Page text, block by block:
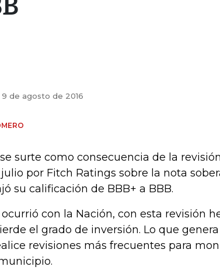
de agosto de 2016
surte como consecuencia de la
por Fitch Ratings sobre la nota
su calificación de BBB+ a BBB.
con la Nación, con esta revisión
el grado de inversión. Lo que
revisiones más frecuentes para